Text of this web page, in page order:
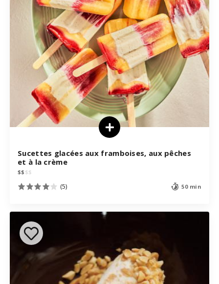
Sucettes glacées aux framboises, aux pêches
et à la crème
$$ $$
(5) 50 min